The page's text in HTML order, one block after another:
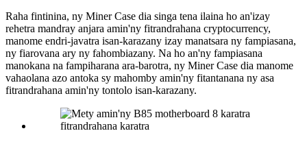
Raha fintinina, ny Miner Case dia singa tena ilaina ho an'izay
rehetra mandray anjara amin'ny fitrandrahana cryptocurrency,
manome endri-javatra isan-karazany izay manatsara ny fampiasana,
ny fiarovana ary ny fahombiazany. Na ho an'ny fampiasana
manokana na fampiharana ara-barotra, ny Miner Case dia manome
vahaolana azo antoka sy mahomby amin'ny fitantanana ny asa
fitrandrahana amin'ny tontolo isan-karazany.